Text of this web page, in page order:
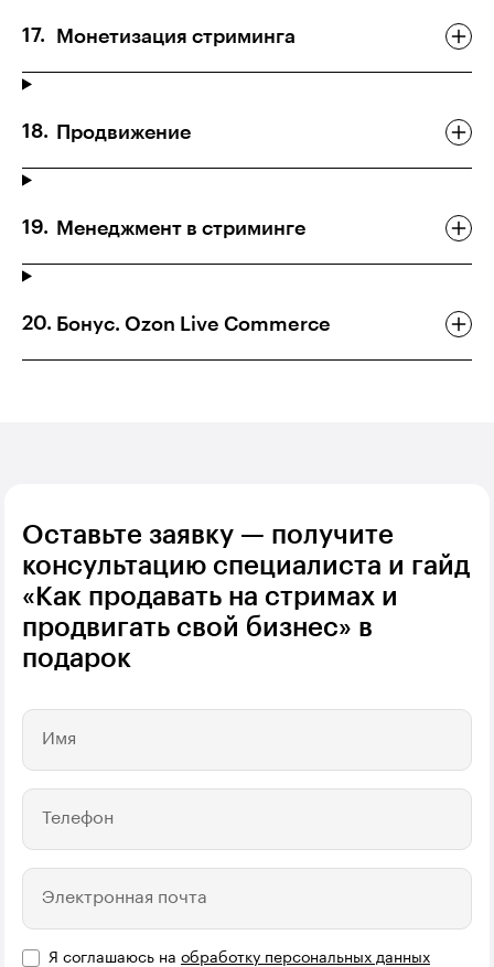
Монетизация стриминга
Продвижение
Менеджмент в стриминге
Бонус. Ozon Live Commerce
Оставьте заявку — получите
консультацию специалиста и гайд
«Как продавать на стримах и
продвигать свой бизнес» в
подарок
Имя
Телефон
Электронная почта
Я соглашаюсь на обработку персональных данных